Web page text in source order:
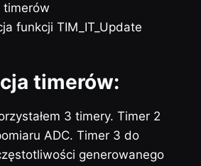
timerów
funkcji TIM_IT_Update
timerów:
3 timery. Timer 2
ADC. Timer 3 do
generowanego